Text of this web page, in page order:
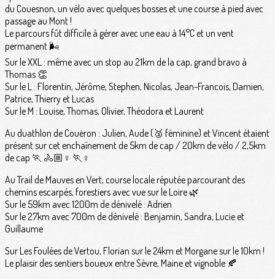
du Couesnon, un vélo avec quelques bosses et une course à pied avec
passage au Mont !
Le parcours fût difficile à gérer avec une eau à 14°C et un vent
permanent 🌬
Sur le XXL : même avec un stop au 21km de la cap, grand bravo à
Thomas 👏
Sur le L : Florentin, Jérôme, Stephen, Nicolas, Jean-Francois, Damien,
Patrice, Thierry et Lucas
Sur le M : Louise, Thomas, Olivier, Théodora et Laurent
Au duathlon de Couëron : Julien, Aude (🥈 féminine) et Vincent étaient
présent sur cet enchaînement de 5km de cap / 20km de vélo / 2,5km
de cap 🏃 🚴🏼♀️ 🏃♀️
Au Trail de Mauves en Vert, course locale réputée parcourant des
chemins escarpés, forestiers avec vue sur le Loire 🌿
Sur le 59km avec 1200m de dénivelé : Adrien
Sur le 27km avec 700m de dénivelé : Benjamin, Sandra, Lucie et
Guillaume
Sur Les Foulées de Vertou, Florian sur le 24km et Morgane sur le 10km !
Le plaisir des sentiers boueux entre Sèvre, Maine et vignoble 🍂